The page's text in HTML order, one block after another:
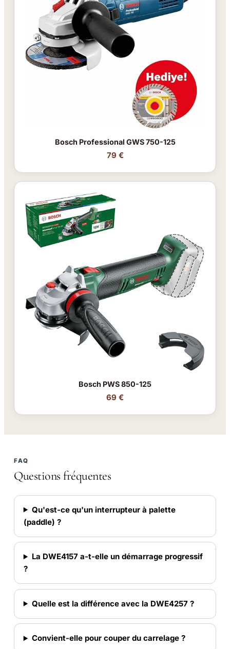
Bosch Professional GWS 750-125
79 €
Bosch PWS 850-125
69 €
FAQ
Questions fréquentes
Qu'est-ce qu'un interrupteur à palette
(paddle) ?
La DWE4157 a-t-elle un démarrage progressif
?
Quelle est la différence avec la DWE4257 ?
Convient-elle pour couper du carrelage ?